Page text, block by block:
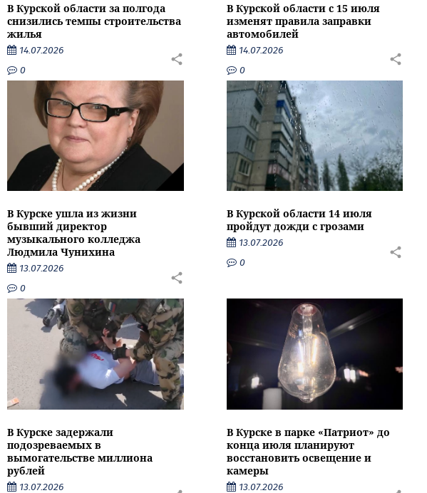
В Курской области за полгода
снизились темпы строительства
жилья
14.07.2026
0
В Курской области с 15 июля
изменят правила заправки
автомобилей
14.07.2026
0
В Курске ушла из жизни
бывший директор
музыкального колледжа
Людмила Чунихина
13.07.2026
0
В Курской области 14 июля
пройдут дожди с грозами
13.07.2026
0
В Курске задержали
подозреваемых в
вымогательстве миллиона
рублей
13.07.2026
В Курске в парке «Патриот» до
конца июля планируют
восстановить освещение и
камеры
13.07.2026